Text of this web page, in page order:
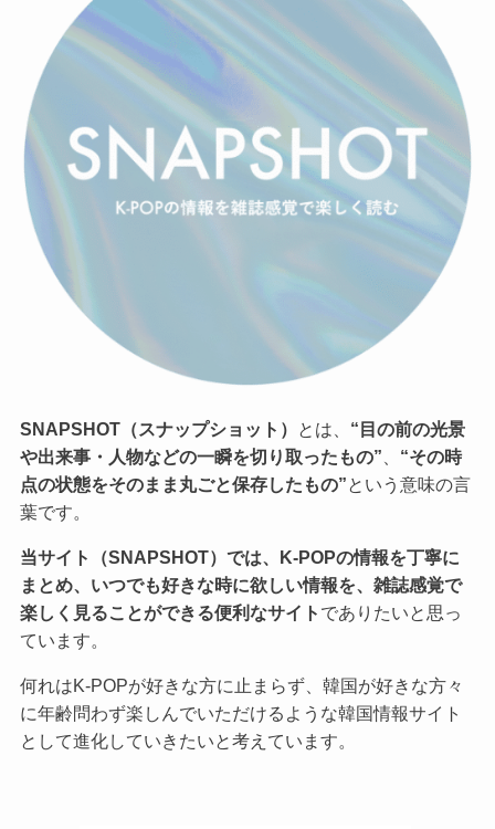
SNAPSHOT（スナップショット） とは、 “目の前の光景
や出来事・人物などの一瞬を切り取ったもの”
“その時
点の状態をそのまま丸ごと保存したもの” という意味の言
葉です。
当サイト（SNAPSHOT）では、K-POPの情報を丁寧に
まとめ、いつでも好きな時に欲しい情報を、雑誌感覚で
楽しく見ることができる便利なサイト でありたいと思っ
ています。
何れはK-POPが好きな方に止まらず、韓国が好きな方々
に年齢問わず楽しんでいただけるような韓国情報サイト
として進化していきたいと考えています。